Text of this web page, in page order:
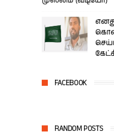
FACEBOOK
RANDOM POSTS